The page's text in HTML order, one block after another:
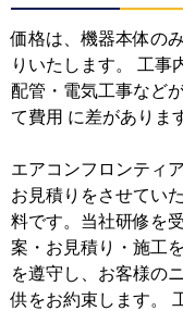
価格は、機器本体の
りいたします。 工事
配管・電気工事など
て費用 に差がありま
エアコンフロンティ
お見積りをさせてい
料です。当社研修を
案・お見積り・施工
を遵守し、お客様の
供をお約束します。